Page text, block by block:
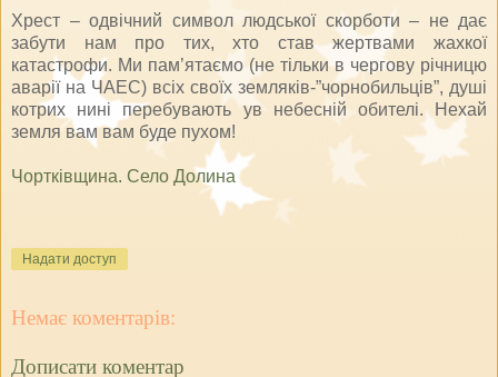
Хрест – одвічний символ людської скорботи – не дає
забути нам про тих, хто став жертвами жахкої
катастрофи. Ми пам’ятаємо (не тільки в чергову річницю
аварії на ЧАЕС) всіх своїх земляків-”чорнобильців”, душі
котрих нині перебувають ув небесній обителі. Нехай
земля вам вам буде пухом!
Чортківщина. Село Долина
Надати доступ
Немає коментарів:
Дописати коментар